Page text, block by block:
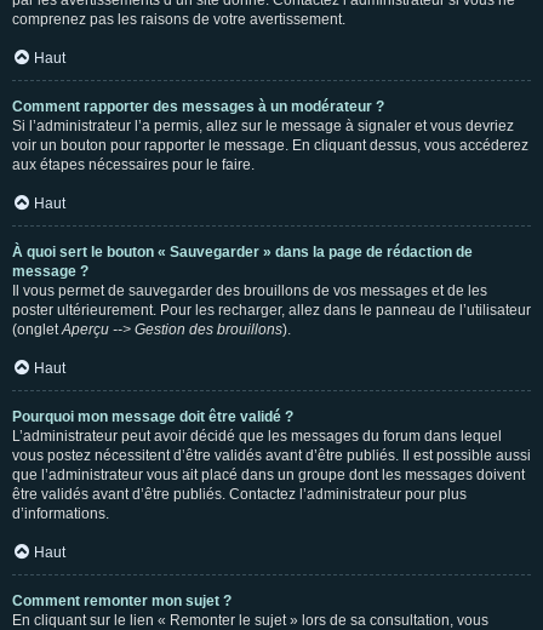
comprenez pas les raisons de votre avertissement.
Haut
Comment rapporter des messages à un modérateur ?
Si l’administrateur l’a permis, allez sur le message à signaler et vous devriez
voir un bouton pour rapporter le message. En cliquant dessus, vous accéderez
aux étapes nécessaires pour le faire.
Haut
À quoi sert le bouton « Sauvegarder » dans la page de rédaction de
message ?
Il vous permet de sauvegarder des brouillons de vos messages et de les
poster ultérieurement. Pour les recharger, allez dans le panneau de l’utilisateur
(ongletAperçu --> Gestion des brouillons).
Haut
Pourquoi mon message doit être validé ?
L’administrateur peut avoir décidé que les messages du forum dans lequel
vous postez nécessitent d’être validés avant d’être publiés. Il est possible aussi
que l’administrateur vous ait placé dans un groupe dont les messages doivent
être validés avant d’être publiés. Contactez l’administrateur pour plus
d’informations.
Haut
Comment remonter mon sujet ?
En cliquant sur le lien « Remonter le sujet » lors de sa consultation, vous